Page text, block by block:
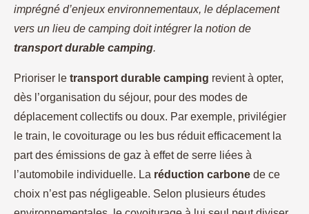
imprégné d’enjeux environnementaux, le déplacement
vers un lieu de camping doit intégrer la notion de
transport durable camping.
Prioriser le transport durable camping revient à opter,
dès l’organisation du séjour, pour des modes de
déplacement collectifs ou doux. Par exemple, privilégier
le train, le covoiturage ou les bus réduit efficacement la
part des émissions de gaz à effet de serre liées à
l’automobile individuelle. La réduction carbone de ce
choix n’est pas négligeable. Selon plusieurs études